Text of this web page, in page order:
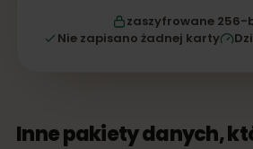
zaszyfrowane 256-
Nie zapisano żadnej karty
Inne pakiety danych,